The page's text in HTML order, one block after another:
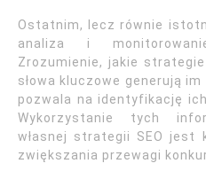
Ostatnim, lecz równie
analiza i
Zrozumienie, jakie
słowa kluczowe generują
pozwala na identyfikację
Wykorzystanie tych
własnej strategii SEO jest
zwiększania przewagi